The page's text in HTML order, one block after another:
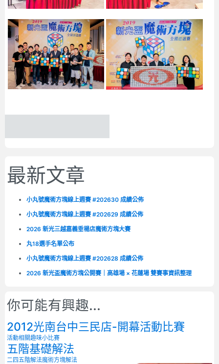
最新文章
小丸號魔術方塊線上週賽 #202630 成績公佈
小丸號魔術方塊線上週賽 #202629 成績公佈
2026 新光三越嘉義垂楊店魔術方塊大賽
丸18選手名單公布
小丸號魔術方塊線上週賽 #202628 成績公佈
2026 新光盃魔術方塊公開賽｜高雄場 × 花蓮場 雙賽事資訊整理
你可能有興趣...
2012光南台中三民店-開幕活動比賽
活動相關趣味小比賽
五階基礎解法
二四五階解法魔術方塊解法